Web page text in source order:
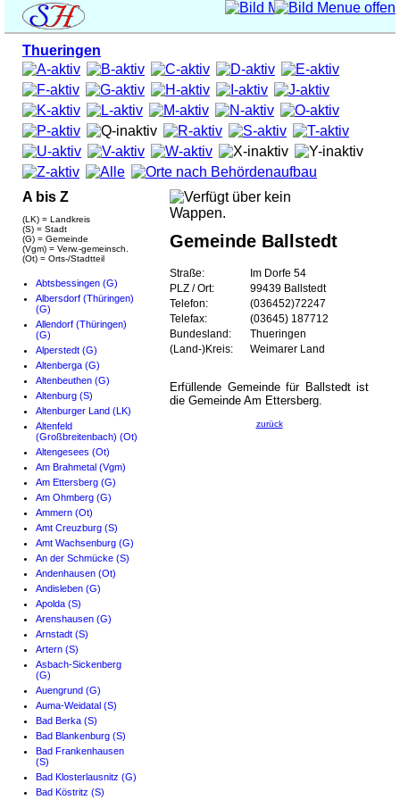
Thueringen
A bis Z
(LK) = Landkreis
(S) = Stadt
(G) = Gemeinde
(Vgm) = Verw.-gemeinsch.
(Ot) = Orts-/Stadtteil
Abtsbessingen (G)
Albersdorf (Thüringen)
(G)
Allendorf (Thüringen)
(G)
Alperstedt (G)
Altenberga (G)
Altenbeuthen (G)
Altenburg (S)
Altenburger Land (LK)
Altenfeld
(Großbreitenbach) (Ot)
Altengesees (Ot)
Am Brahmetal (Vgm)
Am Ettersberg (G)
Am Ohmberg (G)
Ammern (Ot)
Amt Creuzburg (S)
Amt Wachsenburg (G)
An der Schmücke (S)
Andenhausen (Ot)
Andisleben (G)
Apolda (S)
Arenshausen (G)
Arnstadt (S)
Artern (S)
Asbach-Sickenberg
(G)
Auengrund (G)
Auma-Weidatal (S)
Bad Berka (S)
Bad Blankenburg (S)
Bad Frankenhausen
(S)
Bad Klosterlausnitz (G)
Bad Köstritz (S)
Gemeinde Ballstedt
Straße:
Im Dorfe 54
PLZ / Ort:
99439 Ballstedt
Telefon:
(036452)72247
Telefax:
(03645) 187712
Bundesland:
Thueringen
(Land-)Kreis:
Weimarer Land
Erfüllende Gemeinde für Ballstedt ist
die Gemeinde Am Ettersberg.
zurück